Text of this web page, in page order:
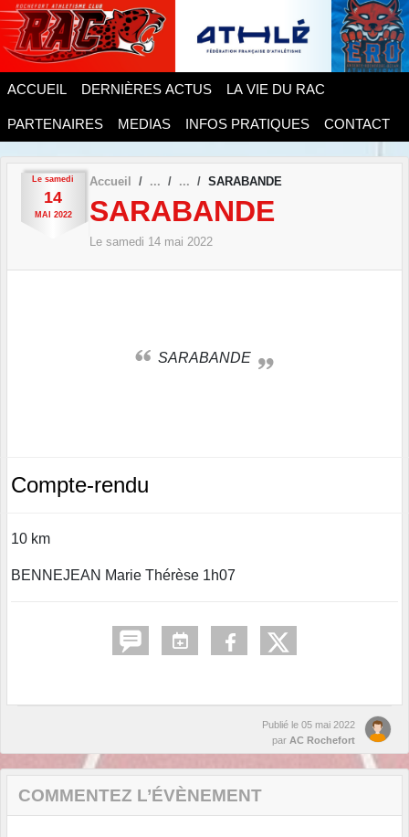
ACCUEIL DERNIÈRES ACTUS LA VIE DU RAC
PARTENAIRES MEDIAS INFOS PRATIQUES CONTACT
Le samedi
14
MAI 2022
Accueil SARABANDE
SARABANDE
Le samedi 14 mai 2022
SARABANDE
Compte-rendu
10 km
BENNEJEAN Marie Thérèse 1h07
Publié le 05 mai 2022
par AC Rochefort
COMMENTEZ L’ÉVÈNEMENT
Panneau de gestion des cookies